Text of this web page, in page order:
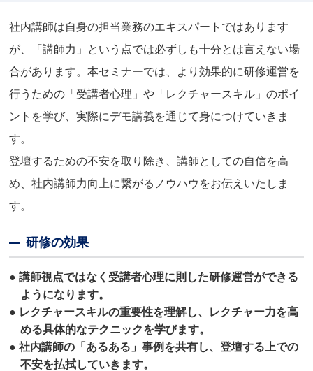
社内講師は自身の担当業務のエキスパートではあります
が、「講師力」という点では必ずしも十分とは言えない場
合があります。本セミナーでは、より効果的に研修運営を
行うための「受講者心理」や「レクチャースキル」のポイ
ントを学び、実際にデモ講義を通じて身につけていきま
す。
登壇するための不安を取り除き、講師としての自信を高
め、社内講師力向上に繋がるノウハウをお伝えいたしま
す。
研修の効果
● 講師視点ではなく受講者心理に則した研修運営ができる
ようになります。
● レクチャースキルの重要性を理解し、レクチャー力を高
める具体的なテクニックを学びます。
● 社内講師の「あるある」事例を共有し、登壇する上での
不安を払拭していきます。